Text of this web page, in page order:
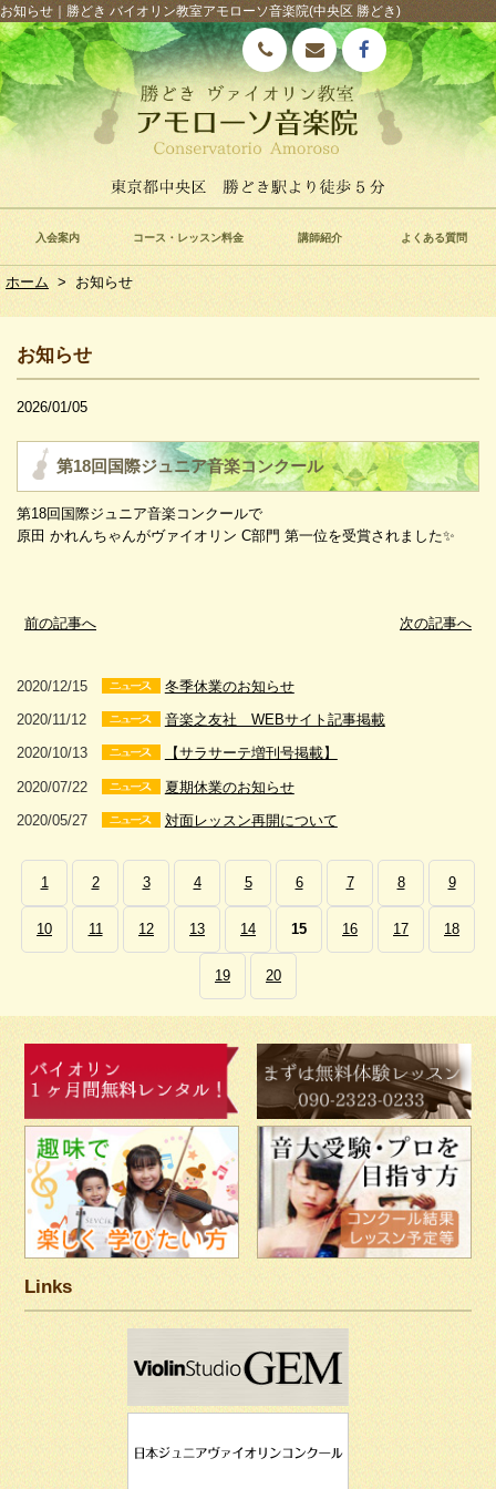
お知らせ｜勝どき バイオリン教室アモローソ音楽院(中央区 勝どき)
入会案内 コース・レッスン料金 講師紹介 よくある質問
ホーム > お知らせ
お知らせ
2026/01/05
第18回国際ジュニア音楽コンクール
第18回国際ジュニア音楽コンクールで
原田 かれんちゃんがヴァイオリン C部門 第一位を受賞されました✨
前の記事へ 次の記事へ
2020/12/15 冬季休業のお知らせ
2020/11/12 音楽之友社 WEBサイト記事掲載
2020/10/13 【サラサーテ増刊号掲載】
2020/07/22 夏期休業のお知らせ
2020/05/27 対面レッスン再開について
1 2 3 4 5 6 7 8 9
10 11 12 13 14 15 16 17 18
19 20
Links